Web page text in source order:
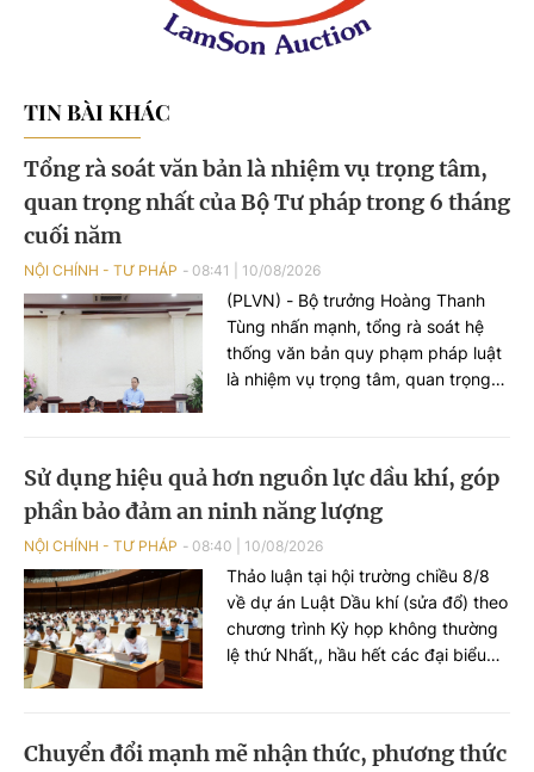
TIN BÀI KHÁC
Tổng rà soát văn bản là nhiệm vụ trọng tâm,
quan trọng nhất của Bộ Tư pháp trong 6 tháng
cuối năm
NỘI CHÍNH - TƯ PHÁP 08:41 10/08/2026
(PLVN) - Bộ trưởng Hoàng Thanh
Tùng nhấn mạnh, tổng rà soát hệ
thống văn bản quy phạm pháp luật
là nhiệm vụ trọng tâm, quan trọng
ngắn, do đó toàn ngành phải tập
trung cao độ, bảo đảm các mốc tiến
độ đã được xác định bởi đây là
những mốc thời gian không thể trì
hoãn.
Sử dụng hiệu quả hơn nguồn lực dầu khí, góp
phần bảo đảm an ninh năng lượng
NỘI CHÍNH - TƯ PHÁP 08:40 10/08/2026
Thảo luận tại hội trường chiều 8/8
về dự án Luật Dầu khí (sửa đổ) theo
chương trình Kỳ họp không thường
lệ thứ Nhất,, hầu hết các đại biểu
hiệu quả hơn nguồn lực dầu khí,
Chuyển đổi mạnh mẽ nhận thức, phương thức